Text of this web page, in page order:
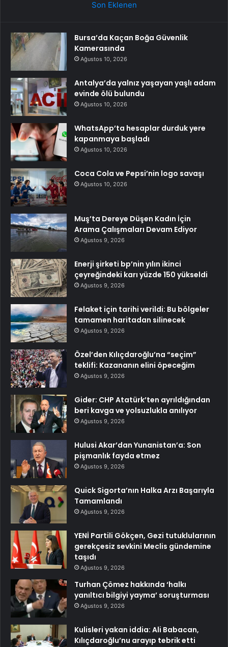
Son Eklenen
Bursa’da Kaçan Boğa Güvenlik
Kamerasında
Ağustos 10, 2026
Antalya’da yalnız yaşayan yaşlı adam
evinde ölü bulundu
Ağustos 10, 2026
WhatsApp’ta hesaplar durduk yere
kapanmaya başladı
Ağustos 10, 2026
Coca Cola ve Pepsi’nin logo savaşı
Ağustos 10, 2026
Muş’ta Dereye Düşen Kadın İçin
Arama Çalışmaları Devam Ediyor
Ağustos 9, 2026
Enerji şirketi bp’nin yılın ikinci
çeyreğindeki karı yüzde 150 yükseldi
Ağustos 9, 2026
Felaket için tarihi verildi: Bu bölgeler
tamamen haritadan silinecek
Ağustos 9, 2026
Özel’den Kılıçdaroğlu’na “seçim”
teklifi: Kazananın elini öpeceğim
Ağustos 9, 2026
Gider: CHP Atatürk’ten ayrıldığından
beri kavga ve yolsuzlukla anılıyor
Ağustos 9, 2026
Hulusi Akar’dan Yunanistan’a: Son
pişmanlık fayda etmez
Ağustos 9, 2026
Quick Sigorta’nın Halka Arzı Başarıyla
Tamamlandı
Ağustos 9, 2026
YENİ Partili Gökçen, Gezi tutuklularının
gerekçesiz sevkini Meclis gündemine
taşıdı
Ağustos 9, 2026
Turhan Çömez hakkında ‘halkı
yanıltıcı bilgiyi yayma’ soruşturması
Ağustos 9, 2026
Kulisleri yakan iddia: Ali Babacan,
Kılıçdaroğlu’nu arayıp tebrik etti